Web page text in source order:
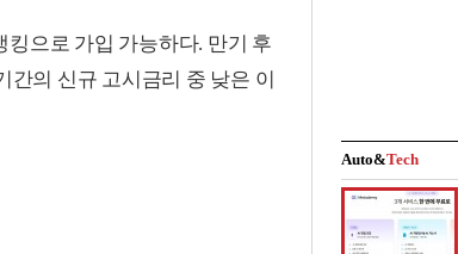
으로 가입 가능하다. 만기 후
간의 신규 고시금리 중 낮은 이
Auto&Tech